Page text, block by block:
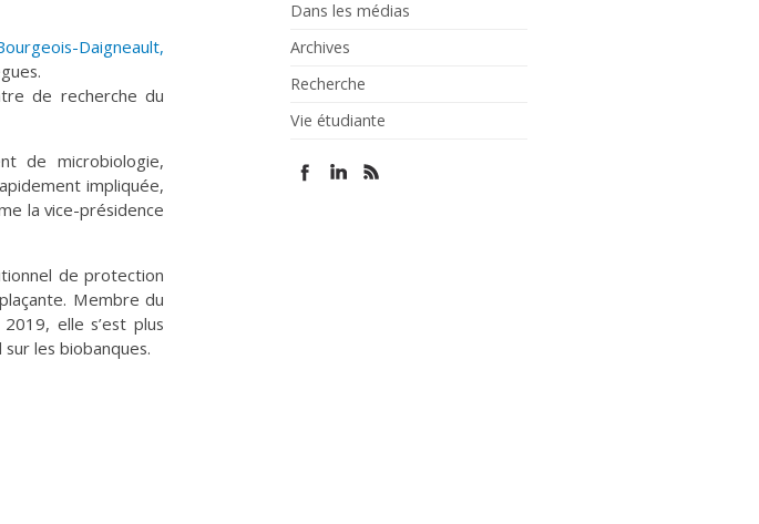
Dans les médias
Archives
Recherche
Vie étudiante
Daigneault,
de recherche du
de microbiologie,
impliquée,
la vice-présidence
de protection
Membre du
elle s’est plus
les biobanques.